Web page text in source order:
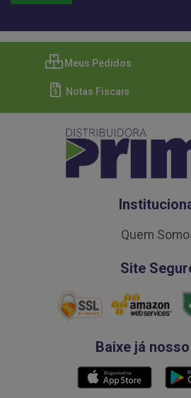
Meus Pedidos
Notas Fiscais
Quem
Site
Baixe já